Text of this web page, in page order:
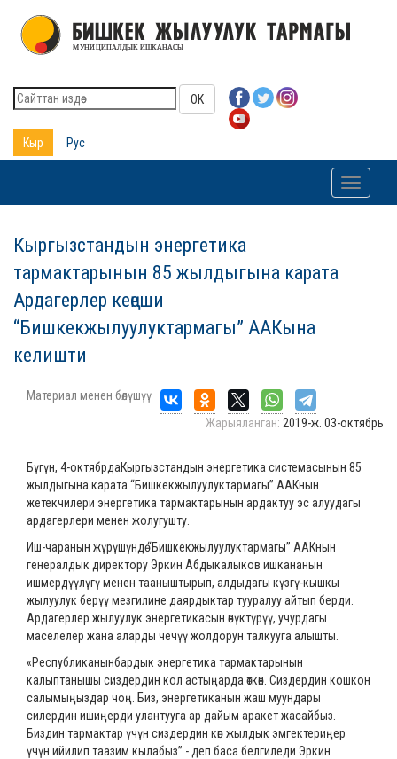
OK
Кыр Рус
Toggle
Кыргызстандын энергетика
тармактарынын 85 жылдыгына карата
Ардагерлер кеңеши
“Бишкекжылуулуктармагы” ААКына
келишти
Материал менен бөлүшүү
Жарыяланган: 2019-ж. 03-октябрь
Бүгүн, 4-октябрдаКыргызстандын энергетика системасынын 85
жылдыгына карата “Бишкекжылуулуктармагы” ААКнын
жетекчилери энергетика тармактарынын ардактуу эс алуудагы
ардагерлери менен жолугушту.
Иш-чаранын жүрүшүндө “Бишкекжылуулуктармагы” ААКнын
генералдык директору Эркин Абдыкалыков ишкананын
ишмердүүлүгү менен тааныштырып, алдыдагы күзгү-кышкы
жылуулук берүү мезгилине даярдыктар тууралуу айтып берди.
Ардагерлер жылуулук энергетикасын өнүктүрүү, учурдагы
маселелер жана аларды чечүү жолдорун талкууга алышты.
«Республиканынбардык энергетика тармактарынын
калыптанышы сиздердин кол астыңарда өткөн. Сиздердин кошкон
салымыңыздар чоң. Биз, энергетиканын жаш муундары
силердин ишиңерди улантууга ар дайым аракет жасайбыз.
Биздин тармактар үчүн сиздердин көп жылдык эмгектериңер
үчүн ийилип таазим кылабыз” - деп баса белгиледи Эркин